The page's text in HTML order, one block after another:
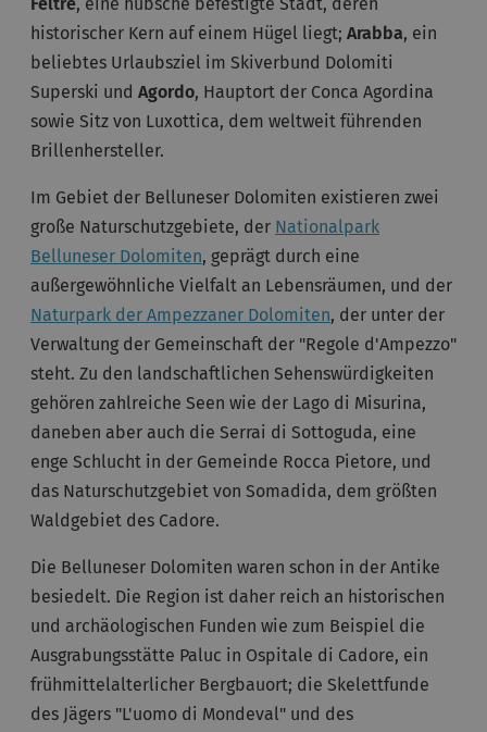
historischer Kern auf einem Hügel liegt; Arabba, ein
beliebtes Urlaubsziel im Skiverbund Dolomiti
Superski und Agordo, Hauptort der Conca Agordina
sowie Sitz von Luxottica, dem weltweit führenden
Brillenhersteller.
Im Gebiet der Belluneser Dolomiten existieren zwei
große Naturschutzgebiete, der Nationalpark
Belluneser Dolomiten, geprägt durch eine
außergewöhnliche Vielfalt an Lebensräumen, und der
Naturpark der Ampezzaner Dolomiten, der unter der
Verwaltung der Gemeinschaft der "Regole d'Ampezzo"
steht. Zu den landschaftlichen Sehenswürdigkeiten
gehören zahlreiche Seen wie der Lago di Misurina,
daneben aber auch die Serrai di Sottoguda, eine
enge Schlucht in der Gemeinde Rocca Pietore, und
das Naturschutzgebiet von Somadida, dem größten
Waldgebiet des Cadore.
Die Belluneser Dolomiten waren schon in der Antike
besiedelt. Die Region ist daher reich an historischen
und archäologischen Funden wie zum Beispiel die
Ausgrabungsstätte Paluc in Ospitale di Cadore, ein
frühmittelalterlicher Bergbauort; die Skelettfunde
des Jägers "L'uomo di Mondeval" und des